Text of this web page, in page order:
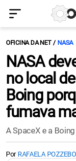
OFICINA DA NET NASA
NASA
no local
Boing
fumava
A SpaceX e a
Por RAFAELA